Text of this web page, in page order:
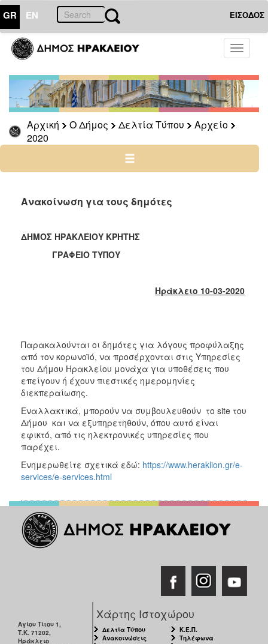
GR EN ΕΙΣΟΔΟΣ
Toggle
Αρχική Ο Δήμος Δελτία Τύπου
Αρχείο
2020
ΔΗΜΟΣ
Δελτία
Τύπου
Αρχείο
2026
2025
2022
2020
2019
2013
2012
2011
2010
2006
ΤΟΠΟΣ
ΠΟΛΙΤΙΣΜΟΣ
ΑΝΘΕΚΤΙΚΗ
Ανακοίνωση για τους δημότες
ΔΗΜΟΣ ΗΡΑΚΛΕΙΟΥ ΚΡΗΤΗΣ
ΓΡΑΦΕΙΟ ΤΥΠΟΥ
Ηράκλειο 10-03-2020
Παρακαλούνται οι δημότες για λόγους προφύλαξης
από τον κορωνοϊό, να προσέρχονται στις Υπηρεσίες
του Δήμου Ηρακλείου μονάχα για υποθέσεις που
επείγουν ή έχουν πιεστικές ημερομηνίες
διεκπεραίωσης.
Εναλλακτικά, μπορούν να συμβουλευθούν το site του
Δήμου και να εξυπηρετηθούν, όπου αυτό είναι
εφικτό, από τις ηλεκτρονικές υπηρεσίες που
παρέχει.
Ενημερωθείτε σχετικά εδώ: https://www.heraklion.gr/e-
services/e-services.html
Αγίου Τίτου 1,
Τ.Κ. 71202,
Ηράκλειο
Χάρτης Ιστοχώρου
Δελτία Τύπου
Ανακοινώσεις
Κ.Ε.Π.
Τηλέφωνα